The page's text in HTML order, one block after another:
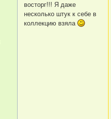
восторг!!! Я даже
несколько штук к себе в
коллекцию взяла